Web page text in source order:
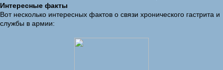
Интересные факты
Вот несколько интересных фактов о связи хронического гастрита и
службы в армии: